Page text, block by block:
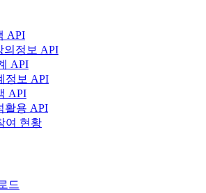
API
의정보 API
API
정보 API
API
활용 API
여 현황
드